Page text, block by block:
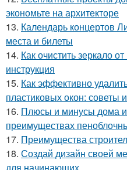
экономьте на архитекторе
13. Календарь концертов
места и билеты
14. Как очистить зеркало
инструкция
15. Как эффективно
пластиковых окон: советы
16. Плюсы и минусы дома
преимуществах
17. Преимущества
18. Создай дизайн своей